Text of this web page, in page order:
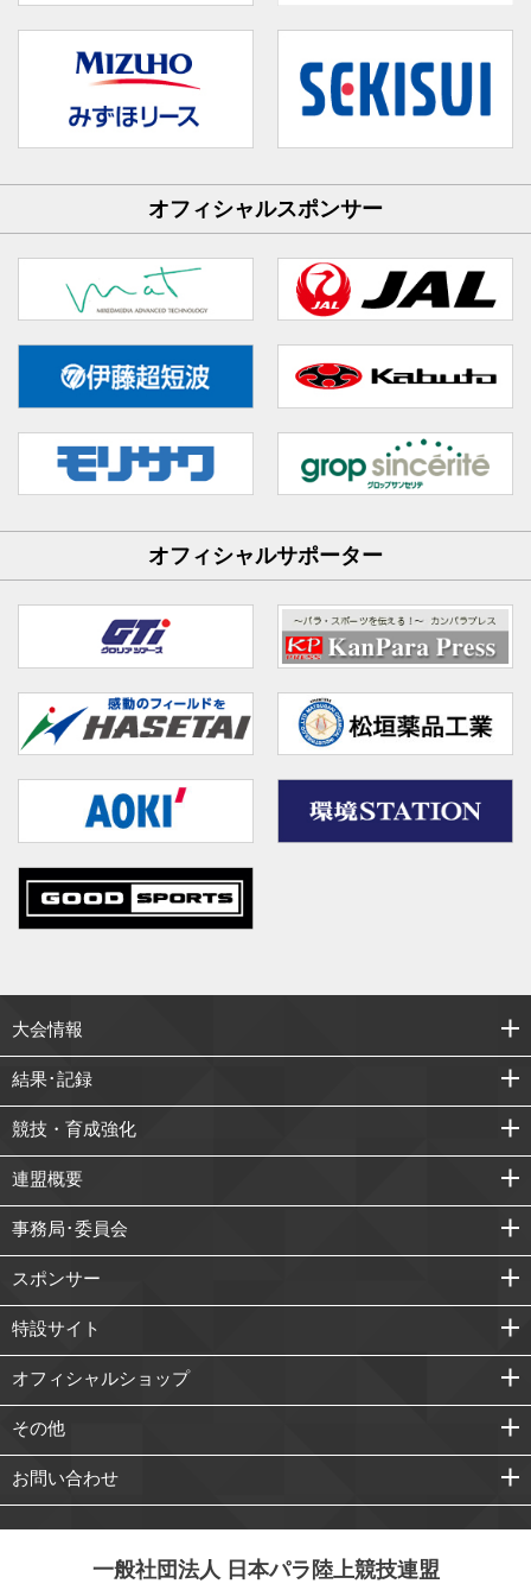
オフィシャルスポンサー
オフィシャルサポーター
大会情報
結果･記録
競技・育成強化
連盟概要
事務局･委員会
スポンサー
特設サイト
オフィシャルショップ
その他
お問い合わせ
一般社団法人 日本パラ陸上競技連盟